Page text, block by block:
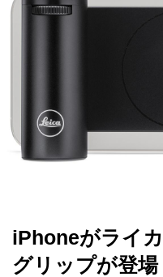
iPhoneがライ
グリップが登場